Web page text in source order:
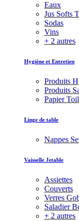
Eaux
Jus Softs
Sodas
Vins
+ 2 autres
Hygiène et Entretien
Produits
Produits
Papier
Linge de table
Nappes
Vaisselle Jetable
Assiettes
Couverts
Verres
Saladier
+ 2 autres